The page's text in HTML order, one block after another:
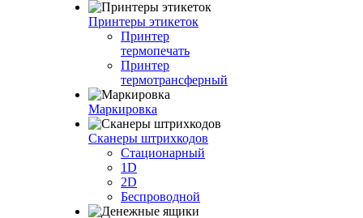
Принтеры этикеток
Принтер
термопечать
Принтер
термотрансферный
Маркировка
Сканеры штрихкодов
Стационарный
1D
2D
Беспроводной